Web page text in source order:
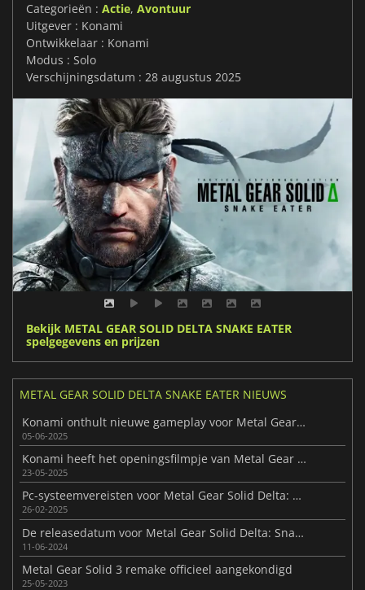
Categorieën : Actie, Avontuur
Uitgever : Konami
Ontwikkelaar : Konami
Modus : Solo
Verschijningsdatum : 28 augustus 2025
Bekijk METAL GEAR SOLID DELTA SNAKE EATER
spelgegevens en prijzen
METAL GEAR SOLID DELTA SNAKE EATER NIEUWS
Konami onthult nieuwe gameplay voor Metal Gear Solid Δ: Snake Eater
05-06-2025
Konami heeft het openingsfilmpje van Metal Gear Solid Δ: Snake Eater
23-05-2025
Pc-systeemvereisten voor Metal Gear Solid Delta: Snake Eater onthuld
26-02-2025
De releasedatum voor Metal Gear Solid Delta: Snake Eater is uitgelekt
11-06-2024
Metal Gear Solid 3 remake officieel aangekondigd
25-05-2023